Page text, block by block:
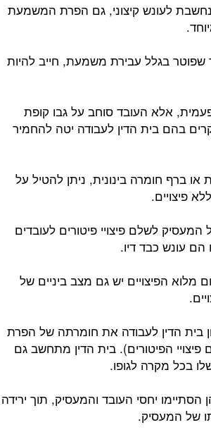
נחשבת לעונש קיצוני, גם הפרת המשמעת
שפוטר בגלל עבירת משמעת, חייב להיות
אלא העובד סוחב על גבו קופת
בהם בית הדין לעבודה יטה להחמיר
ברף חומרה בינונית, ניתן להטיל על
פיצויים.
לשלם פיצויי פיטורים לעובדים
עונש כבד דיו.
מלוא הפיצויים יש גם מצב ביניים של
בית הדין לעבודה את חומרתה של הפרת
הפיטורים). בית הדין מתחשב גם
בכל מקרה לגופו.
יחסי העובד והמעסיק, תוך ירידה
של המעסיק.